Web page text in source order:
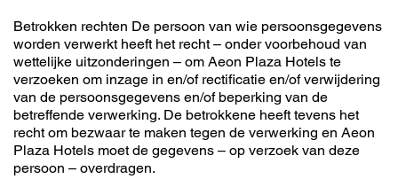
Betrokken rechten De persoon van wie persoonsgegevens
worden verwerkt heeft het recht – onder voorbehoud van
wettelijke uitzonderingen – om Aeon Plaza Hotels te
verzoeken om inzage in en/of rectificatie en/of verwijdering
van de persoonsgegevens en/of beperking van de
betreffende verwerking. De betrokkene heeft tevens het
recht om bezwaar te maken tegen de verwerking en Aeon
Plaza Hotels moet de gegevens – op verzoek van deze
persoon – overdragen.